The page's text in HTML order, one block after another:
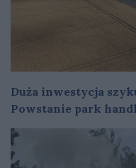
Duża inwestycja
Powstanie park